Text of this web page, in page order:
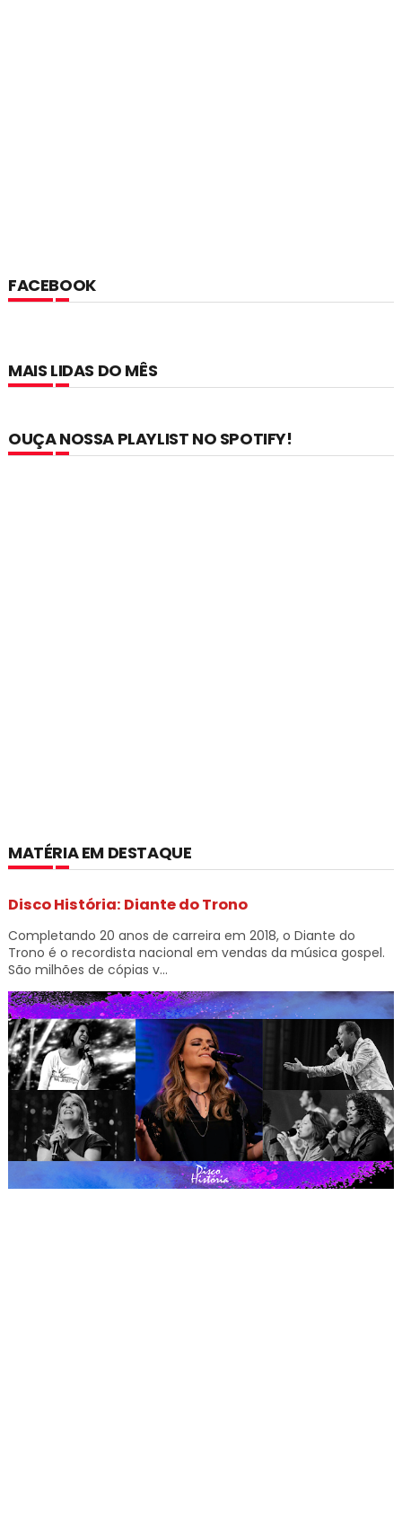
FACEBOOK
MAIS LIDAS DO MÊS
OUÇA NOSSA PLAYLIST NO SPOTIFY!
MATÉRIA EM DESTAQUE
Disco História: Diante do Trono
Completando 20 anos de carreira em 2018, o Diante do
Trono é o recordista nacional em vendas da música gospel.
São milhões de cópias v...